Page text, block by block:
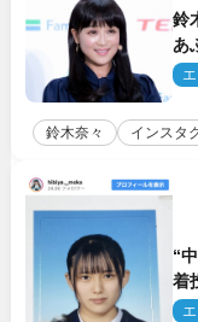
鈴
あ
集
鈴木奈々 インスタ
“
着
絶